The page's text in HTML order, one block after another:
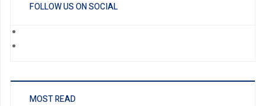
FOLLOW US ON SOCIAL
MOST READ